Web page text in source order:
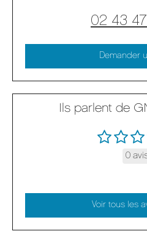
02 43
Demander
Ils parlent de
0
Voir tous les